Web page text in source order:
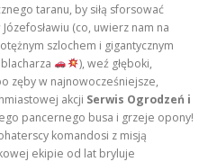
taranu, by siłą sforsować
(co, uwierz nam na
szlochem i gigantycznym
), weź głęboki,
zęby w najnowocześniejsze,
akcji Serwis Ogrodzeń i
pancernego busa i grzeje opony!
komandosi z misją
ekipie od lat bryluje